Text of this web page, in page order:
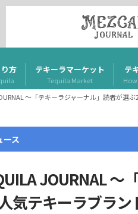
方 テキーラマーケット
Tequila Market
テ
～「テキーラジャーナル」読者が選
ース
JOURNAL ～
気テキーラブラン